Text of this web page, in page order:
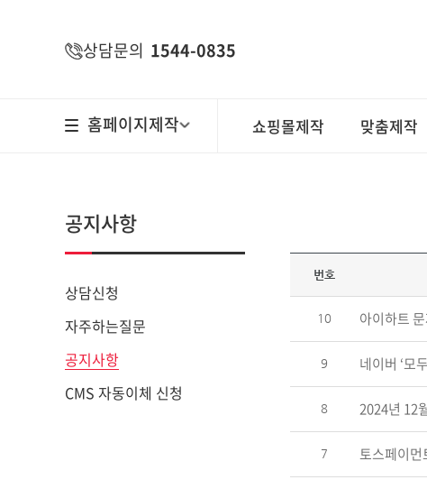
상담문의 1544-0835
홈페이지제작 쇼핑몰제작 맞춤제작
공지사항
상담신청
자주하는질문
공지사항
CMS 자동이체 신청
번호
10 아이하트
9 네이버 ‘모
8 2024년 12
7 토스페이먼